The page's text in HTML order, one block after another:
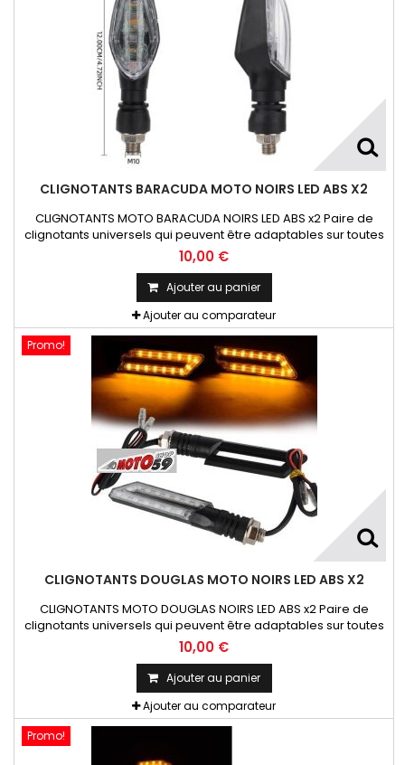
CLIGNOTANTS BARACUDA MOTO NOIRS LED ABS X2
CLIGNOTANTS MOTO BARACUDA NOIRS LED ABS x2 Paire de
clignotants universels qui peuvent être adaptables sur toutes
motos ou scooters
10,00 €
Ajouter au panier
Ajouter au comparateur
Promo!
CLIGNOTANTS DOUGLAS MOTO NOIRS LED ABS X2
CLIGNOTANTS MOTO DOUGLAS NOIRS LED ABS x2 Paire de
clignotants universels qui peuvent être adaptables sur toutes
motos ou scooters
10,00 €
Ajouter au panier
Ajouter au comparateur
Promo!